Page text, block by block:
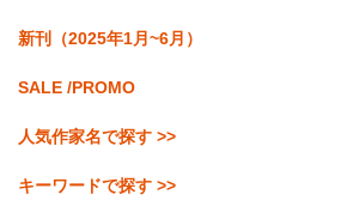
新刊（2025年1月~6月）
SALE /PROMO
人気作家名で探す >>
キーワードで探す >>